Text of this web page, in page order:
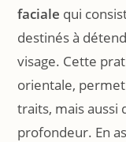
faciale qui
destinés à
visage. Cette
orientale,
traits, mais aussi
profondeur. En